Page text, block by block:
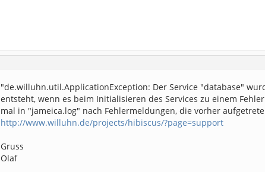
"de.willuhn.util.ApplicationException: Der Service "database"
entsteht, wenn es beim Initialisieren des Services zu einem
mal in "jameica.log" nach Fehlermeldungen, die vorher
http://www.willuhn.de/projects/hibiscus/?page=support
Gruss
Olaf